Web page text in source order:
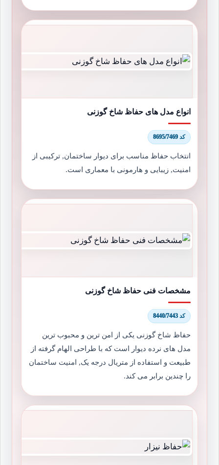
انواع مدل های حفاظ شاخ گوزنی
کد 8695/7469
انتخاب حفاظ مناسب برای دیوار ساختمان, ترکیبی از
امنیت, زیبایی و هارمونی با معماری است.
مشخصات فنی حفاظ شاخ گوزنی
کد 8440/7443
حفاظ شاخ گوزنی یکی از امن ترین و محبوب ترین
مدل های نرده دیوار است که با طراحی الهام گرفته از
طبیعت و استفاده از متریال درجه یک, امنیت ساختمان
را چندین برابر می کند.